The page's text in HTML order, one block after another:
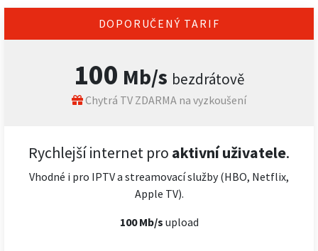
Pro firmy
DOPORUČENÝ TARIF
100 Mb/s bezdrátově
Chytrá TV ZDARMA na vyzkoušení
Rychlejší internet pro aktivní uživatele.
Vhodné i pro IPTV a streamovací služby (HBO, Netflix,
Apple TV).
100 Mb/s upload